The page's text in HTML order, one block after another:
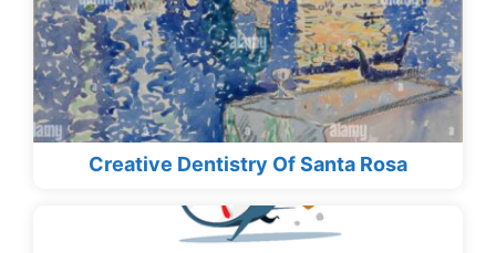
Creative Dentistry Of Santa Rosa